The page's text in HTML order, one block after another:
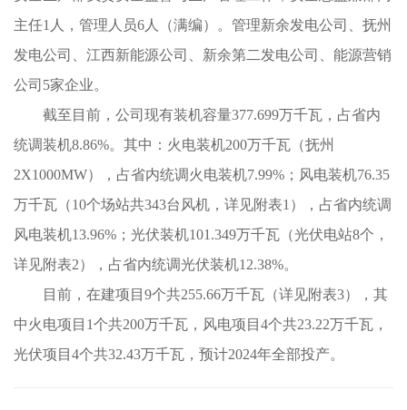
主任1人，管理人员6人（满编）。管理新余发电公司、抚州
发电公司、江西新能源公司、新余第二发电公司、能源营销
公司5家企业。
截至目前，公司现有装机容量377.699万千瓦，占省内
统调装机8.86%。其中：火电装机200万千瓦（抚州
2X1000MW），占省内统调火电装机7.99%；风电装机76.35
万千瓦（10个场站共343台风机，详见附表1），占省内统调
风电装机13.96%；光伏装机101.349万千瓦（光伏电站8个，
详见附表2），占省内统调光伏装机12.38%。
目前，在建项目9个共255.66万千瓦（详见附表3），其
中火电项目1个共200万千瓦，风电项目4个共23.22万千瓦，
光伏项目4个共32.43万千瓦，预计2024年全部投产。